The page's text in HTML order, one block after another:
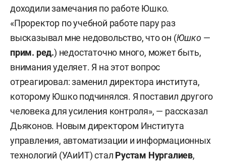
Свою вину Юшко не признает.
доходили замечания по работе Юшко.
«Проректор по учебной работе пару раз
высказывал мне недовольство, что он (Юшко—
прим. ред.) недостаточно много, может быть,
внимания уделяет. Я на этот вопрос
отреагировал: заменил директора института,
которому Юшко подчинялся. Я поставил другого
человека для усиления контроля», — рассказал
Дьяконов. Новым директором Института
управления, автоматизации и информационных
технологий (УАиИТ) стал Рустам Нургалиев,